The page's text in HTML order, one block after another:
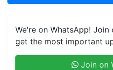
We're on WhatsApp!
get the most important
Join on